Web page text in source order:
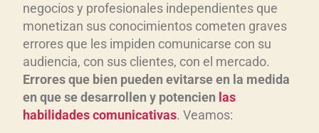
negocios y profesionales independientes que
monetizan sus conocimientos cometen graves
errores que les impiden comunicarse con su
audiencia, con sus clientes, con el mercado.
Errores que bien pueden evitarse en la medida
en que se desarrollen y potencien las
habilidades comunicativas. Veamos: